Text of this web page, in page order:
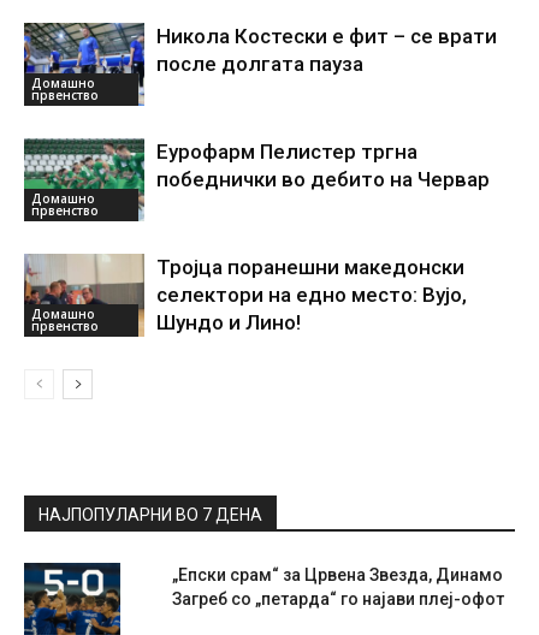
Домашно
првенство
Никола Костески е фит – се врати
после долгата пауза
Домашно
првенство
Еурофарм Пелистер тргна
победнички во дебито на Червар
Домашно
првенство
Тројца поранешни македонски
селектори на едно место: Вујо,
Шундо и Лино!
НАЈПОПУЛАРНИ ВО 7 ДЕНА
„Епски срам“ за Црвена Звезда, Динамо
Загреб со „петарда“ го најави плеј-офот